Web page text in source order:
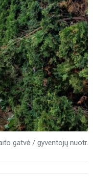
gatvė / gyventojų nuotr.